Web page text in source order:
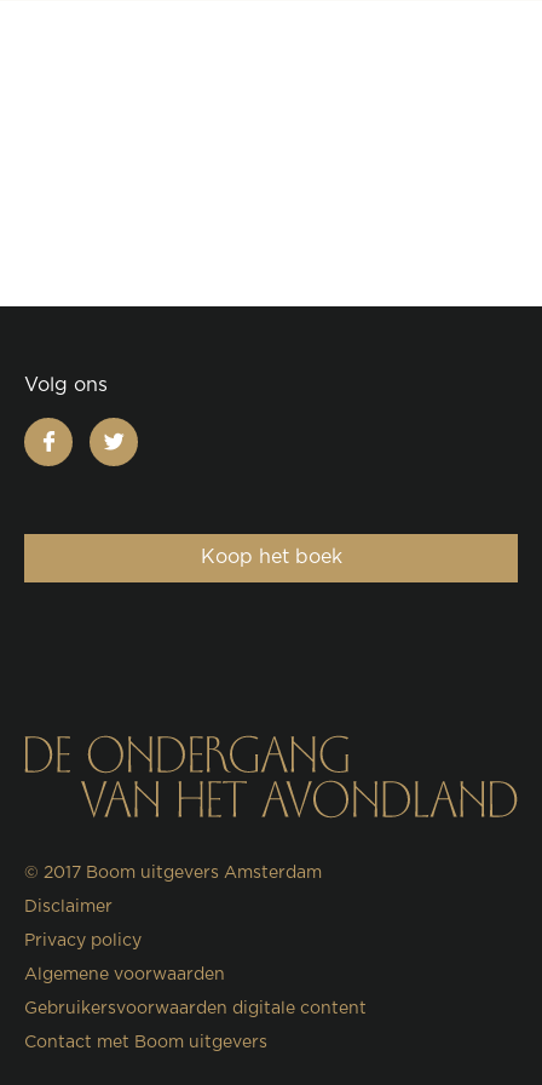
Volg ons
facebooktwitter
Koop het boek
© 2017 Boom uitgevers Amsterdam
Disclaimer
Privacy policy
Algemene voorwaarden
Gebruikersvoorwaarden digitale content
Contact met Boom uitgevers